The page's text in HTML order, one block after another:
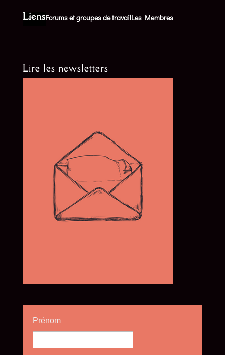
LiensForums et groupes de travailLes Membres
Lire les newsletters
Prénom